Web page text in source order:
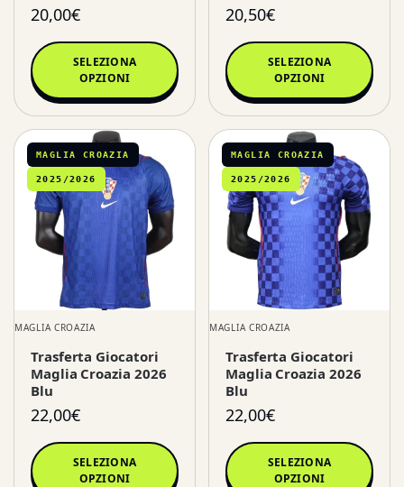
20,00€
SELEZIONA
OPZIONI
20,50€
SELEZIONA
OPZIONI
MAGLIA CROAZIA
2025/2026
MAGLIA CROAZIA
Trasferta Giocatori
Maglia Croazia 2026
Blu
22,00€
SELEZIONA
OPZIONI
MAGLIA CROAZIA
2025/2026
MAGLIA CROAZIA
Trasferta Giocatori
Maglia Croazia 2026
Blu
22,00€
SELEZIONA
OPZIONI